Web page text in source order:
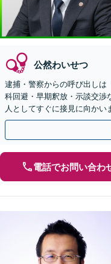
公然わいせつ
逮捕・警察からの呼び出しは
科回避・早期釈放・示談交渉
人としてすぐに接見に向かい
電話でお問い合わ